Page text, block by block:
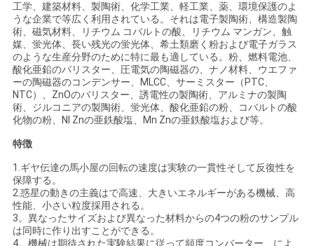
用
を
要
求
し
な
さ
い
工学、建築材料、製陶術、化学工業、軽工業、薬、環境保護のよ
うな企業で等広く利用されている。それは電子製陶術、構造製陶
術、磁気材料、リチウム コバルトの酸、リチウム マンガン、触
媒、蛍光体、長い残光の蛍光体、希土類磨く粉および電子ガラス
のような生産分野のために特に最も適している。粉、燃料電池、
酸化亜鉛のバリスター、圧電気の陶磁器の、ナノ材料、ウエファ
ーの陶磁器のコンデンサー、MLCC、サーミスター（PTC、
NTC）、ZnOのバリスター、誘電性の製陶術、アルミナの製陶
術、ジルコニアの製陶術、蛍光体、酸化亜鉛の粉、コバルトの酸
化物の粉、NI Znの亜鉄酸塩、Mn Znの亜鉄酸塩および等。
特徴
1.ギヤ伝達の馬小屋の回転の速度は実験の一貫性そして反復性を
保障する。
2.惑星の動きの主義はで高速、大きいエネルギーがある機械、高
性能、小さい粒度採用される。
3。異なったサイズおよび異なった材料からの4つの粉のサンプル
は同時に作り出すことができる。
4。機械は期待された実験結果に従って頻度コンバーター、によ